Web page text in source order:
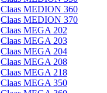
Claas MEDION 360
Claas MEDION 370
Claas MEGA 202
Claas MEGA 203
Claas MEGA 204
Claas MEGA 208
Claas MEGA 218
Claas MEGA 350